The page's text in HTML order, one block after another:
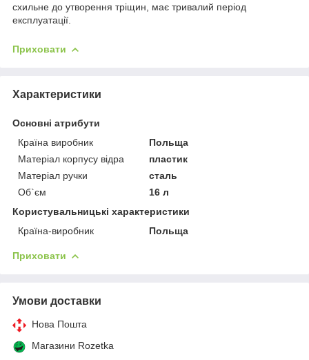
схильне до утворення тріщин, має тривалий період
експлуатації.
Приховати
Характеристики
Основні атрибути
Країна виробник
Польща
Матеріал корпусу відра
пластик
Матеріал ручки
сталь
Об`єм
16 л
Користувальницькі характеристики
Країна-виробник
Польща
Приховати
Умови доставки
Нова Пошта
Магазини Rozetka